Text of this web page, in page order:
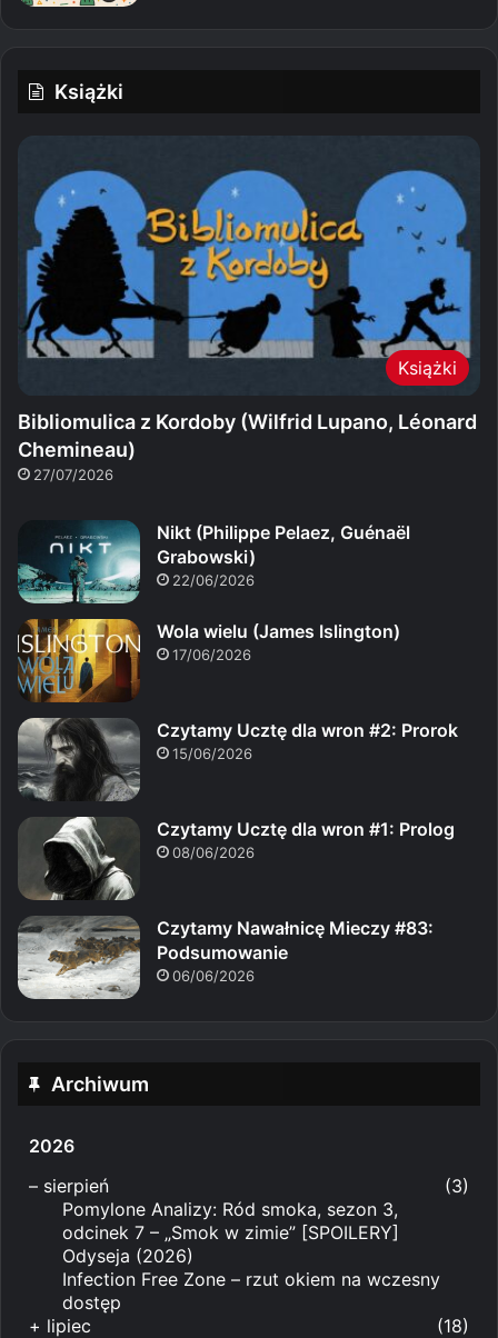
Książki
Książki
Bibliomulica z Kordoby (Wilfrid Lupano, Léonard
Chemineau)
27/07/2026
Nikt (Philippe Pelaez, Guénaël
Grabowski)
22/06/2026
Wola wielu (James Islington)
17/06/2026
Czytamy Ucztę dla wron #2: Prorok
15/06/2026
Czytamy Ucztę dla wron #1: Prolog
08/06/2026
Czytamy Nawałnicę Mieczy #83:
Podsumowanie
06/06/2026
Archiwum
2026
– sierpień
(3)
Pomylone Analizy: Ród smoka, sezon 3,
odcinek 7 – „Smok w zimie” [SPOILERY]
Odyseja (2026)
Infection Free Zone – rzut okiem na wczesny
dostęp
+ lipiec
(18)